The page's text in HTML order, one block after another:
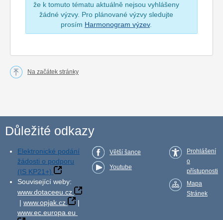
že k tomuto tématu aktuálně nejsou vyhlášeny
žádné výzvy. Pro plánované výzvy sledujte
prosím Harmonogram výzev.
Na začátek stránky
Důležité odkazy
Elektronické podání
žádosti o podporu
(IS KP21+)
Související weby:
www.dotaceeu.cz
| www.opjak.cz
|
www.ec.europa.eu
Větší šance
Youtube
Prohlášení
o
přístupnosti
Mapa
Stránek